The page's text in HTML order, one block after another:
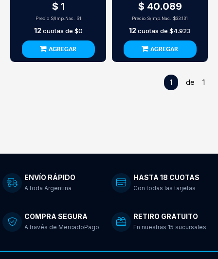
$ 1
Precio S/Imp.Nac. $1
12cuotas de $0
AGREGAR
$ 40.089
Precio S/Imp.Nac. $33.131
12cuotas de $4.923
AGREGAR
1 de 1
ENVÍO RÁPIDO
A toda Argentina
HASTA 18 CUOTAS
Con todas las tarjetas
COMPRA SEGURA
A través de MercadoPago
RETIRO GRATUITO
En nuestras 15 sucursales